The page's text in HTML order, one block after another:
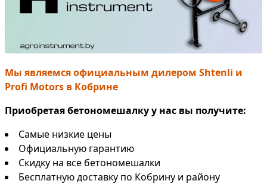
Мы являемся официальным дилером Shtenli и
Profi Motors в Кобрине
Приобретая бетономешалку у нас вы получите:
Самые низкие цены
Официальную гарантию
Скидку на все бетономешалки
Бесплатную доставку по Кобрину и району